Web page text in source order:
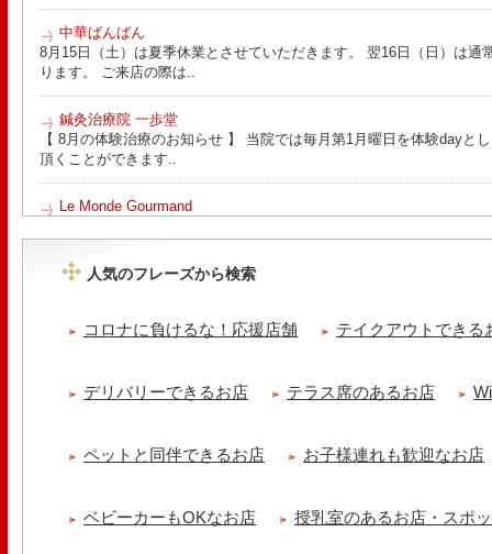
中華ばんばん
8月15日（土）は夏季休業とさせていただきます。 翌16日（日）は通
ります。 ご来店の際は..
鍼灸治療院 一歩堂
【 8月の体験治療のお知らせ 】 当院では毎月第1月曜日を体験dayと
頂くことができます..
Le Monde Gourmand
ッコラサラダをそえて)手..
【 平日限定ランチメニュー 】 ワンプレートランチ登場！！パスタや
京都九条ねぎ焼き専門店 ねぎ家 -時代家 旬-
だれ。とろりとした温泉卵..
人気のフレーズから検索
コロナに負けるな！応援店舗 テイクアウトできる
デリバリーできるお店 テラス席のあるお店
ペットと同伴できるお店 お子様連れも歓迎なお店
ベビーカーもOKなお店 授乳室のあるお店・スポ